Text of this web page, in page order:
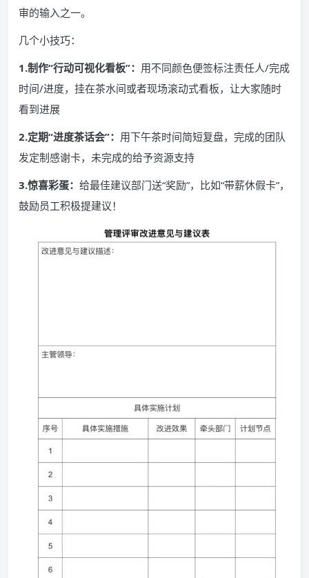
审的输入之一。
几个小技巧：
1.制作“行动可视化看板”： 用不同颜色便签标注责任人/完成
时间/进度，挂在茶水间或者现场滚动式看板，让大家随时
看到进展
2.定期“进度茶话会”： 用下午茶时间简短复盘，完成的团队
发定制感谢卡，未完成的给予资源支持
3.惊喜彩蛋： 给最佳建议部门送“奖励”，比如“带薪休假卡”，
鼓励员工积极提建议！